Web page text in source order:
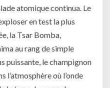
atomique continua. Le
en test la plus
la Tsar Bomba,
au rang de simple
puissante, le champignon
l’atmosphère où l’onde